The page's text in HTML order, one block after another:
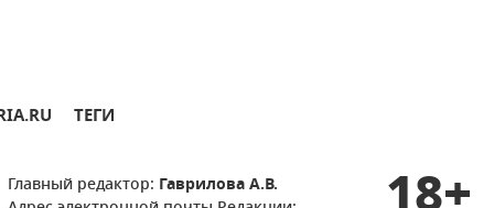
ТЕГИ
Главный редактор: Гаврилова А.В.